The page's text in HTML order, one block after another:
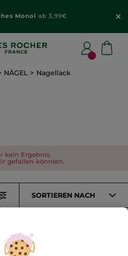
Monoi ab 3,99€
NÄGEL Nagellack
kein Ergebnis.
gefallen könnten.
SORTIEREN NACH